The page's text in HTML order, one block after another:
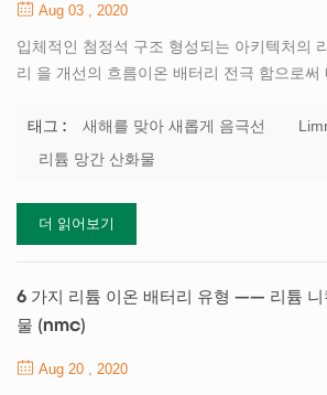
영화와 양극 리튬 도금하는 동안 급속 충전 ...
Aug 03 , 2020
입체적인 첨정석 구조 형성되는 아키텍처의
리 을 개선의 흐름이온 배터리 전극 함으로써
안전성 향상,그러한 사이클 및 캘린더 수명.
공하는 높은 quanlity l ithium 망간 분말 고
에 대한 건전지 제조업과 연구를 한다. 그것을
원 크리스탈 골격에 음극의 리튬 manganate
와 일반적으로 나타나 후에는 배터리를 형성
낮은 저항하지만 낮은 에너지...
태그 : 새해를 맞아 새롭게 음극선
리튬 망간 산화물
더 읽어보기
6 가지 리튬 이온 배터리 유형 —— 리튬 니
물 (nmc)
Aug 20 , 2020